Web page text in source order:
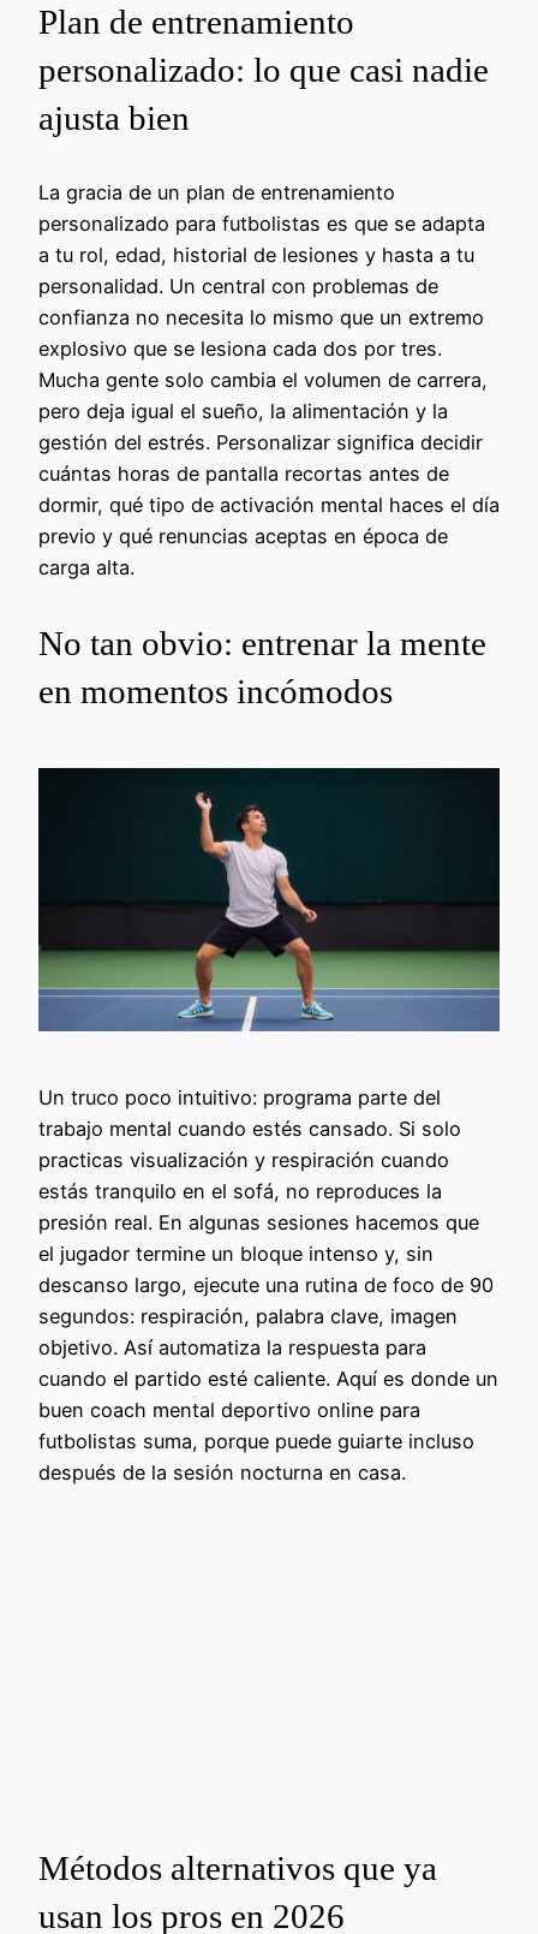
Plan de entrenamiento
personalizado: lo que casi nadie
ajusta bien
La gracia de un plan de entrenamiento
personalizado para futbolistas es que se adapta
a tu rol, edad, historial de lesiones y hasta a tu
personalidad. Un central con problemas de
confianza no necesita lo mismo que un extremo
explosivo que se lesiona cada dos por tres.
Mucha gente solo cambia el volumen de carrera,
pero deja igual el sueño, la alimentación y la
gestión del estrés. Personalizar significa decidir
cuántas horas de pantalla recortas antes de
dormir, qué tipo de activación mental haces el día
previo y qué renuncias aceptas en época de
carga alta.
No tan obvio: entrenar la mente
en momentos incómodos
Un truco poco intuitivo: programa parte del
trabajo mental cuando estés cansado. Si solo
practicas visualización y respiración cuando
estás tranquilo en el sofá, no reproduces la
presión real. En algunas sesiones hacemos que
el jugador termine un bloque intenso y, sin
descanso largo, ejecute una rutina de foco de 90
segundos: respiración, palabra clave, imagen
objetivo. Así automatiza la respuesta para
cuando el partido esté caliente. Aquí es donde un
buen coach mental deportivo online para
futbolistas suma, porque puede guiarte incluso
después de la sesión nocturna en casa.
Métodos alternativos que ya
usan los pros en 2026